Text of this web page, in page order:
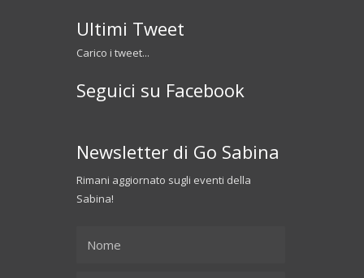
Ultimi Tweet
Carico i tweet...
Seguici su Facebook
Newsletter di Go Sabina
Rimani aggiornato sugli eventi della
Sabina!